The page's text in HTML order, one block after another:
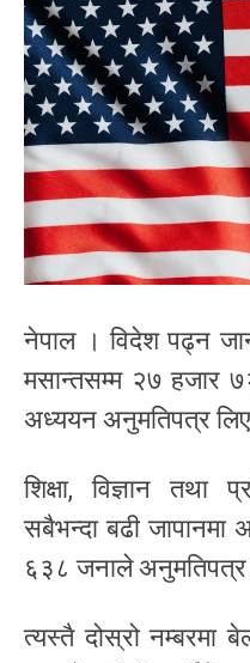
नेपाल । विदेश पढ्न
मसान्तसम्म २७ हजार
अध्ययन अनुमतिपत्र
शिक्षा, विज्ञान तथा
सबैभन्दा बढी जापानमा
६३८ जनाले अनुमतिपत्र
त्यस्तै दोस्रो नम्बरमा